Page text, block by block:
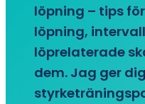
löpning – tips
löpning,
löprelaterade
dem. Jag ger